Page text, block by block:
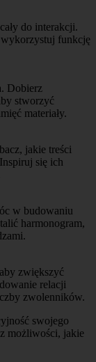
do interakcji.
funkcję
Dobierz
stworzyć
materiały.
jakie treści
się ich
w budowaniu
harmonogram,
zwiększyć
relacji
zwolenników.
swojego
możliwości, jakie